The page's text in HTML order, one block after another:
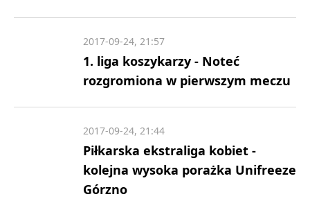
1. liga koszykarzy - Noteć
rozgromiona w pierwszym meczu
2017-09-24, 21:57
Piłkarska ekstraliga kobiet -
kolejna wysoka porażka Unifreeze
Górzno
2017-09-24, 21:44